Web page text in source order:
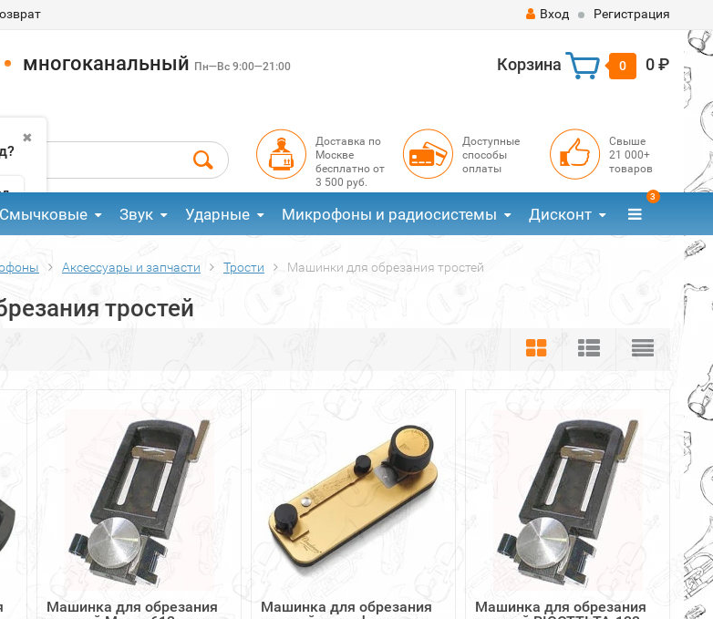
Вход Регистрация
многоканальный Пн—Вс 9:00—21:00
✖
Корзина 0 0 ₽
Доставка по
Москве
бесплатно от
3 500 руб.
Доступные
способы
оплаты
Свыше
21 000+
товаров
Смычковые Звук Ударные Микрофоны и радиосистемы Дисконт
3
Аксессуары и запчасти Трости Машинки для обрезания тростей
тростей
Машинка для обрезания
Машинка для обрезания
Машинка для обрезания